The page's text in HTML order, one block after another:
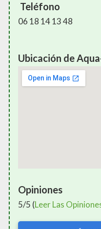
Teléfono
06 18 14 13 48
Ubicación de
Opiniones
5/5 (Leer Las